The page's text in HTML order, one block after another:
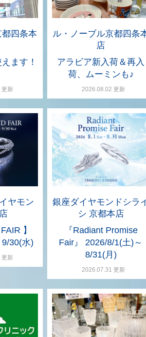
四条本
ます！
更新
ル・ノーブル京都四条
店
アラビア新入荷＆再入
荷、ムーミンも♪
2026.08.02 更新
ヤモン
】
30(水)
新
銀座ダイヤモンドシラ
シ 京都本店
『Radiant Promise
Fair』 2026/8/1(土)～
8/31(月)
2026.07.31 更新